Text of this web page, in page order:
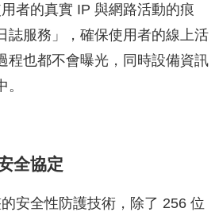
者的真實 IP 與網路活動的痕
誌服務」，確保使用者的線上活
程也都不會曝光，同時設備資訊
全協定
安全性防護技術，除了 256 位